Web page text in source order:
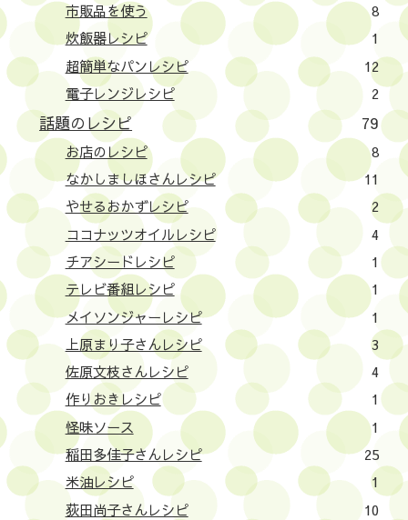
市販品を使う
8
炊飯器レシピ
1
超簡単なパンレシピ
12
電子レンジレシピ
2
話題のレシピ 79
お店のレシピ
8
なかしましほさんレシピ
11
やせるおかずレシピ
2
ココナッツオイルレシピ
4
チアシードレシピ
1
テレビ番組レシピ
1
メイソンジャーレシピ
1
上原まり子さんレシピ
3
佐原文枝さんレシピ
4
作りおきレシピ
1
怪味ソース
1
稲田多佳子さんレシピ
25
米油レシピ
1
荻田尚子さんレシピ
10